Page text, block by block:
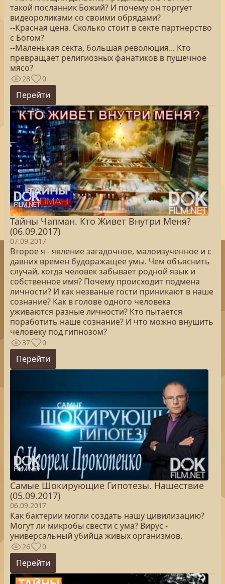
такой посланник Божий? И почему он торгует
видеороликами со своими обрядами?
--Красная цена. Сколько стоит в секте партнерство
с Богом?
--Маленькая секта, большая революция... Кто
превращает религиозных фанатиков в пушечное
мясо?
28 0
Перейти
Тайны Чапман. Кто Живет Внутри Меня?
(06.09.2017)
07.09.2017
Второе я - явление загадочное, малоизученное и с
давних времен будоражащее умы. Чем объяснить
случай, когда человек забывает родной язык и
собственное имя? Почему происходит подмена
личности? И как незваные гости приникают в наше
сознание? Как в голове одного человека
уживаются разные личности? Кто пытается
поработить наше сознание? И что можно внушить
человеку под гипнозом?
37 0
Перейти
Самые Шокирующие Гипотезы. Нашествие
(05.09.2017)
06.09.2017
Как бактерии могли создать нашу цивилизацию?
Могут ли микробы свести с ума? Вирус -
универсальный убийца живых организмов.
26 0
Перейти